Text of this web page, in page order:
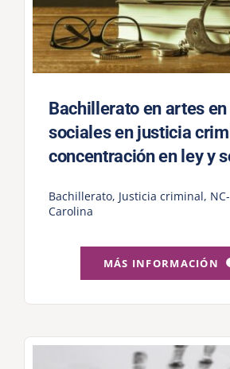
Bachillerato en artes
sociales en justicia
concentración en ley y
Bachillerato, Justicia criminal,
Carolina
MÁS INFORMACIÓN